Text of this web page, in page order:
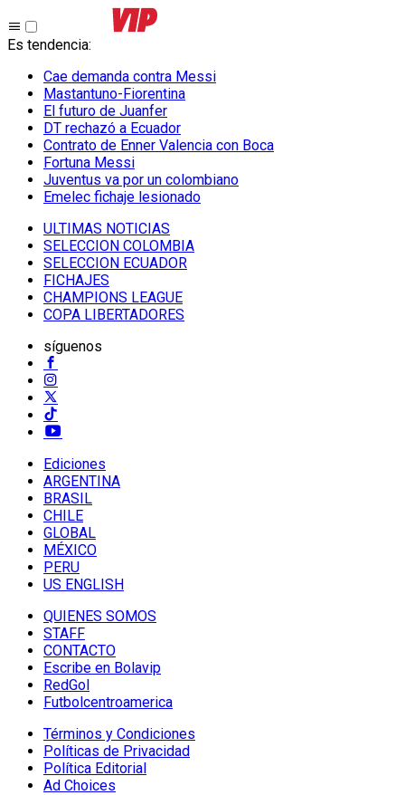
Es tendencia:
Cae demanda contra Messi
Mastantuno-Fiorentina
El futuro de Juanfer
DT rechazó a Ecuador
Contrato de Enner Valencia con Boca
Fortuna Messi
Juventus va por un colombiano
Emelec fichaje lesionado
ULTIMAS NOTICIAS
SELECCION COLOMBIA
SELECCION ECUADOR
FICHAJES
CHAMPIONS LEAGUE
COPA LIBERTADORES
síguenos
Ediciones
ARGENTINA
BRASIL
CHILE
GLOBAL
MÉXICO
PERU
US ENGLISH
QUIENES SOMOS
STAFF
CONTACTO
Escribe en Bolavip
RedGol
Futbolcentroamerica
Términos y Condiciones
Políticas de Privacidad
Política Editorial
Ad Choices